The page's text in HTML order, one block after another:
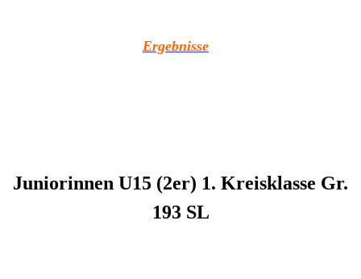
Ergebnisse
Juniorinnen U15 (2er) 1. Kreisklasse Gr.
193 SL